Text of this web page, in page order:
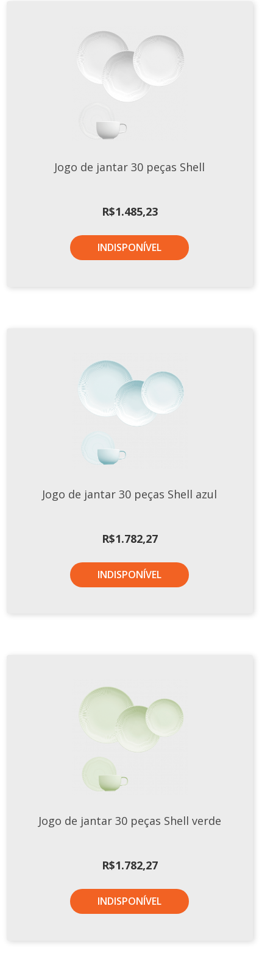
Jogo de jantar 30 peças Shell
R$1.485,23
INDISPONÍVEL
Jogo de jantar 30 peças Shell azul
R$1.782,27
INDISPONÍVEL
Jogo de jantar 30 peças Shell verde
R$1.782,27
INDISPONÍVEL